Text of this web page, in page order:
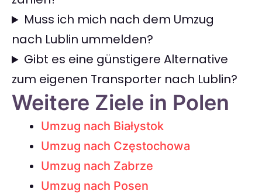
Muss ich mich nach dem Umzug
nach Lublin ummelden?
Gibt es eine günstigere Alternative
zum eigenen Transporter nach Lublin?
Weitere Ziele in Polen
Umzug nach Białystok
Umzug nach Częstochowa
Umzug nach Zabrze
Umzug nach Posen